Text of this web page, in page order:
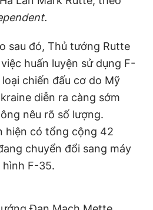
sau đó, Thủ tướng Rutte
huấn luyện sử dụng F-
chiến đấu cơ do Mỹ
diễn ra càng sớm
nêu rõ số lượng.
hiện có tổng cộng 42
chuyển đổi sang máy
hình F-35.